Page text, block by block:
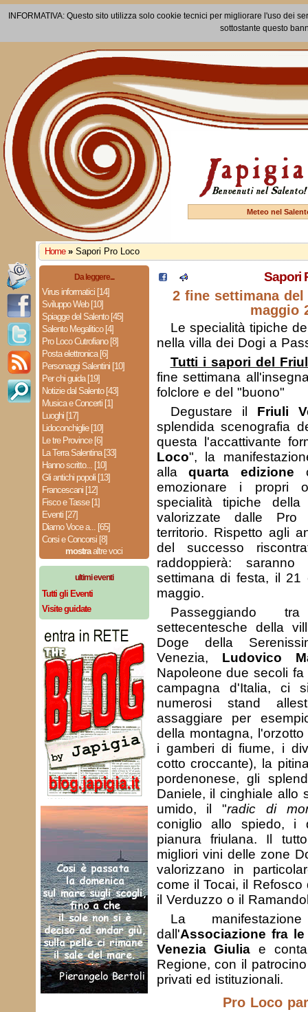
INFORMATIVA: Questo sito utilizza solo cookie tecnici per migliorare l'uso dei
sottostante questo
Meteo nel
Home » Sapori Pro Loco
Da leggere...
Virus informatici [14]
Sviluppo Web [10]
Spiagge del Salento [45]
Salento Megalitico [4]
Pro Loco Cutrofiano [8]
Posta elettronica [6]
Personaggi Salentini [10]
Per chi guida [19]
Notizie dal Salento [43]
Musica e Concerti [1]
Luoghi [17]
Lidoconchiglie [10]
Le tre Province [6]
La Terra Salentina [33]
Hanno scritto... [10]
Gli antichi popoli [13]
Francescani [12]
Fisco e Tasse [1]
Eventi [27]
Diamo Voce a... [65]
Corsi e Concorsi [8]
mostraaltre voci
ultimi eventi
Tutti gli Eventi
Visite guidate
Sapori
2 fine settimana del
maggio
Le specialità tipiche
nella villa dei Dogi a
Tutti i sapori del
fine settimana
folclore e del "buono"
Degustare il Friuli
splendida scenografia
questa l'accattivante
Loco", la
allaquarta edizione
emozionare i propri
specialità tipiche
valorizzate dalle
territorio. Rispetto agli
del successo
raddoppierà:
settimana di festa, il
maggio.
Passeggiando
settecentesche della
Doge della
Venezia, Ludovico
Napoleone due secoli
campagna d'Italia, ci
numerosi stand
assaggiare per
della montagna,
i gamberi di fiume, i
cotto croccante), la
pordenonese, gli
Daniele, il cinghiale allo
umido, il "radic di
coniglio allo spiedo, i
pianura friulana. Il
migliori vini delle zone
valorizzano in
come il Tocai, il
il Verduzzo o il
La
dall'Associazione fra
Venezia Giulia e
Regione, con il
privati ed istituzionali.
Pro Loco